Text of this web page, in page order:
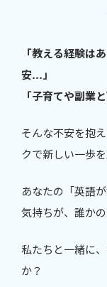
「教える経験は
安…」
「子育てや副業
そんな不安を抱
クで新しい一歩
あなたの「英語
気持ちが、誰か
私たちと一緒に、
か？